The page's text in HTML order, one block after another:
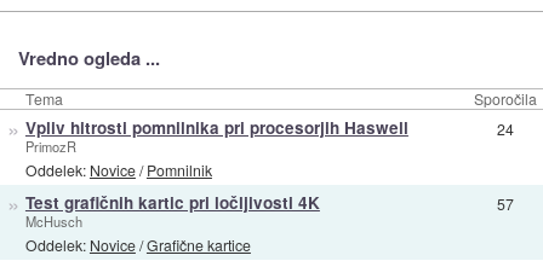
Vredno ogleda ...
Tema Sporočila
» Vpliv hitrosti pomnilnika pri procesorjih Haswell
PrimozR
Oddelek: Novice/Pomnilnik
24
» Test grafičnih kartic pri ločljivosti 4K
McHusch
Oddelek: Novice/Grafične kartice
57